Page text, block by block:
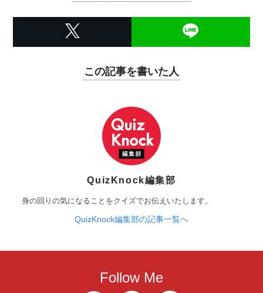
この記事を書いた人
QuizKnock編集部
身の回りの気になることをクイズでお伝えいたします。
QuizKnock編集部の記事一覧へ
Follow Me